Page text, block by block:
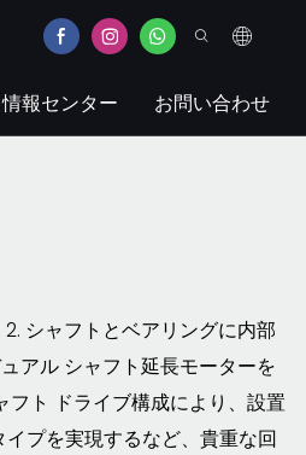
情報センター お問い合わせ
シャフトとベアリングに内部
アル シャフト延長モーターを
ト ドライブ構成により、設置
プを実現するなど、貴重な回